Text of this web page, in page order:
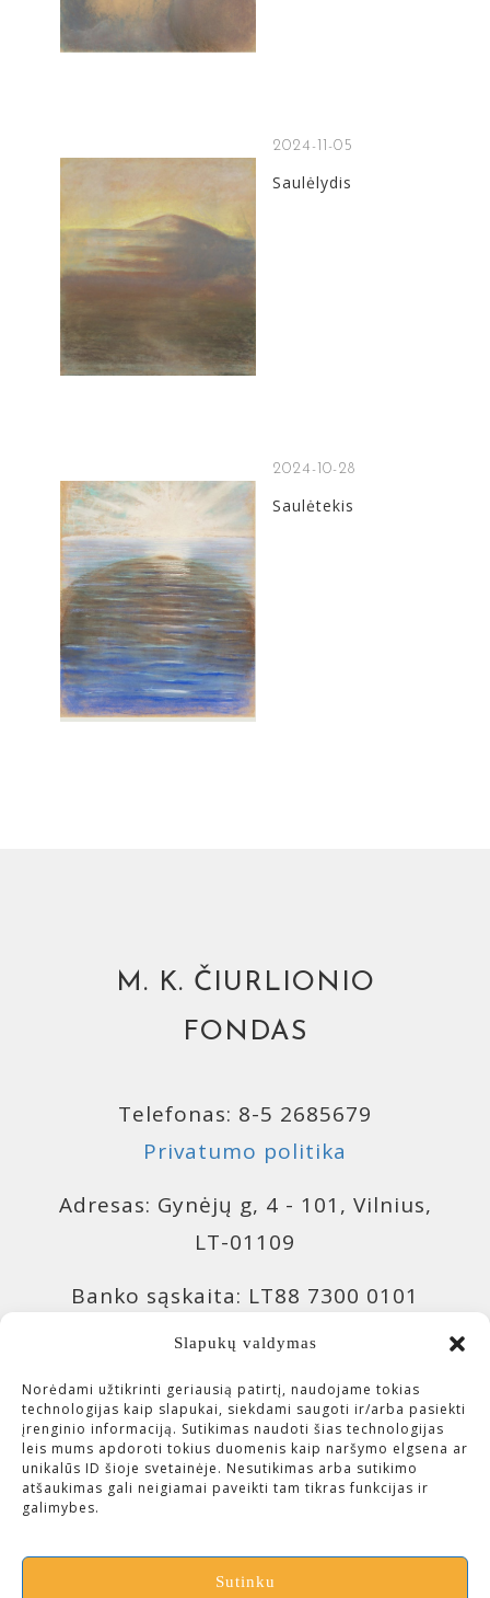
Slapukų valdymas
Norėdami užtikrinti geriausią patirtį, naudojame tokias
technologijas kaip slapukai, siekdami saugoti ir/arba pasiekti
įrenginio informaciją. Sutikimas naudoti šias technologijas
leis mums apdoroti tokius duomenis kaip naršymo elgsena ar
unikalūs ID šioje svetainėje. Nesutikimas arba sutikimo
atšaukimas gali neigiamai paveikti tam tikras funkcijas ir
galimybes.
Sutinku
2024-11-05
Saulėlydis
2024-10-28
Saulėtekis
M. K. ČIURLIONIO
FONDAS
Telefonas: 8-5 2685679
Privatumo politika
Adresas: Gynėjų g, 4 - 101, Vilnius,
LT-01109
Banko sąskaita: LT88 7300 0101
9943 0957, Swedbank 73000
Banko sąskaita: LT04 4010 0510
0420 7214, Luminor 40100
Įmonės kodas: 300643113 (VšĮ